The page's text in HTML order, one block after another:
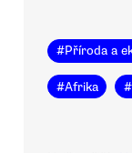
#Příroda a
#Afrika #